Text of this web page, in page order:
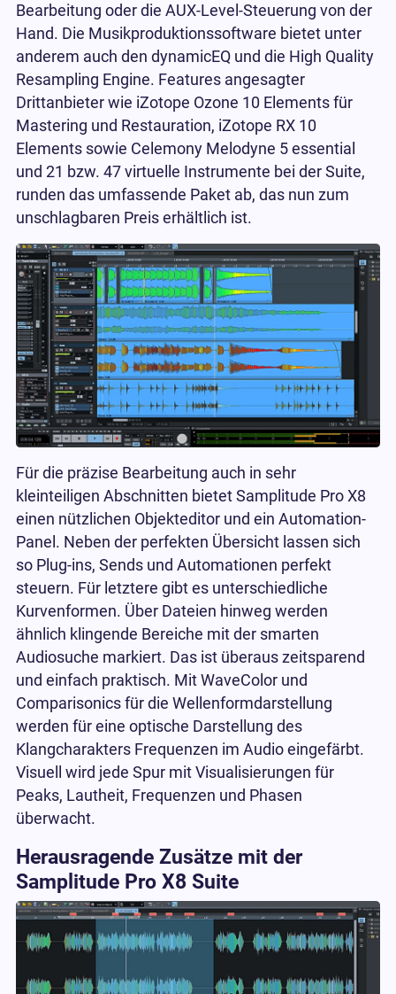
Bearbeitung oder die AUX-Level-Steuerung von der
Hand. Die Musikproduktionssoftware bietet unter
anderem auch den dynamicEQ und die High Quality
Resampling Engine. Features angesagter
Drittanbieter wie iZotope Ozone 10 Elements für
Mastering und Restauration, iZotope RX 10
Elements sowie Celemony Melodyne 5 essential
und 21 bzw. 47 virtuelle Instrumente bei der Suite,
runden das umfassende Paket ab, das nun zum
unschlagbaren Preis erhältlich ist.
Für die präzise Bearbeitung auch in sehr
kleinteiligen Abschnitten bietet Samplitude Pro X8
einen nützlichen Objekteditor und ein Automation-
Panel. Neben der perfekten Übersicht lassen sich
so Plug-ins, Sends und Automationen perfekt
steuern. Für letztere gibt es unterschiedliche
Kurvenformen. Über Dateien hinweg werden
ähnlich klingende Bereiche mit der smarten
Audiosuche markiert. Das ist überaus zeitsparend
und einfach praktisch. Mit WaveColor und
Comparisonics für die Wellenformdarstellung
werden für eine optische Darstellung des
Klangcharakters Frequenzen im Audio eingefärbt.
Visuell wird jede Spur mit Visualisierungen für
Peaks, Lautheit, Frequenzen und Phasen
überwacht.
Herausragende Zusätze mit der
Samplitude Pro X8 Suite